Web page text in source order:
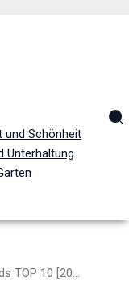
und Schönheit
Unterhaltung
Die besten Massagen in La Chaux-de-Fonds TOP 10 [2024]